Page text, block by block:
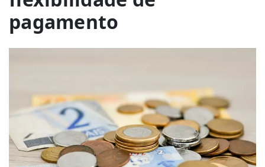
pagamento